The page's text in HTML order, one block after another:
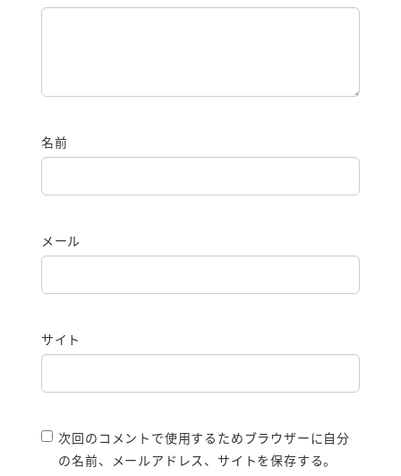
名前
メール
サイト
次回のコメントで使用するためブラウザーに自分
の名前、メールアドレス、サイトを保存する。